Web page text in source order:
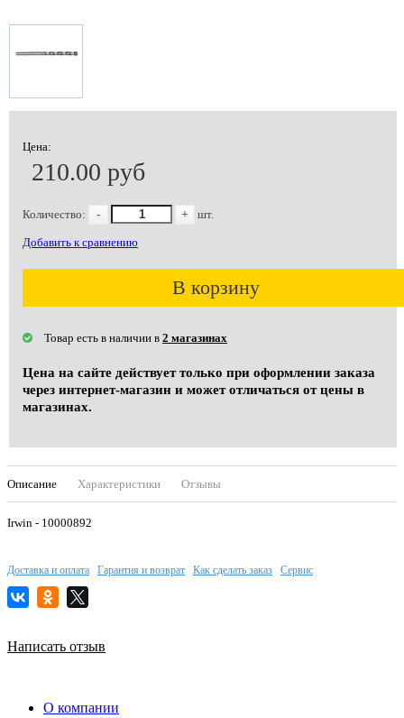
Цена:
210.00 руб
Количество: - + шт.
Добавить к сравнению
В корзину
Товар есть в наличии в 2 магазинах
Цена на сайте действует только при оформлении заказа
через интернет-магазин и может отличаться от цены в
магазинах.
Описание Характеристики Отзывы
Irwin - 10000892
Доставка и оплата Гарантия и возврат Как сделать заказ Сервис
Написать отзыв
О компании